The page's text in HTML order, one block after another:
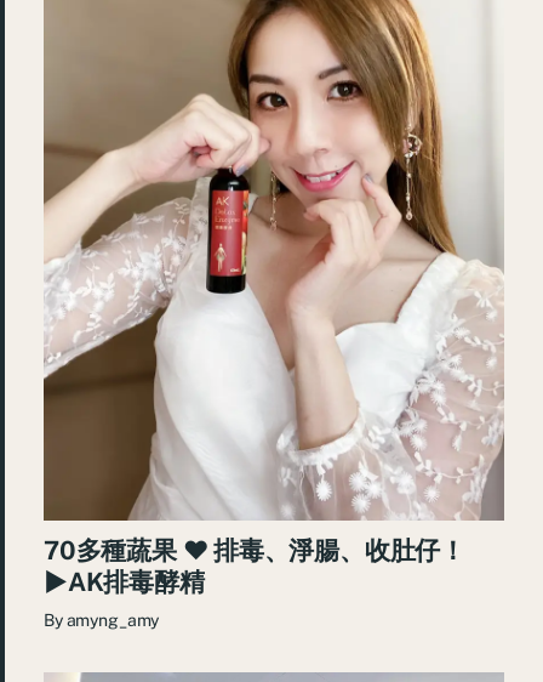
70多種蔬果 ♥ 排毒、淨腸、收肚仔！
►AK排毒酵精
Byamyng_amy